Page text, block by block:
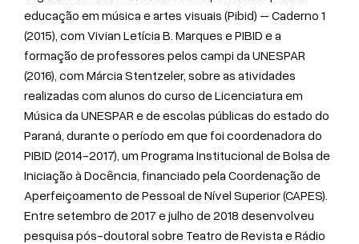
educação em música e artes visuais (Pibid) – Caderno 1
(2015), com Vivian Letícia B. Marques e PIBID e a
formação de professores pelos campi da UNESPAR
(2016), com Márcia Stentzeler, sobre as atividades
realizadas com alunos do curso de Licenciatura em
Música da UNESPAR e de escolas públicas do estado do
Paraná, durante o período em que foi coordenadora do
PIBID (2014-2017), um Programa Institucional de Bolsa de
Iniciação à Docência, financiado pela Coordenação de
Aperfeiçoamento de Pessoal de Nível Superior (CAPES).
Entre setembro de 2017 e julho de 2018 desenvolveu
pesquisa pós-doutoral sobre Teatro de Revista e Rádio